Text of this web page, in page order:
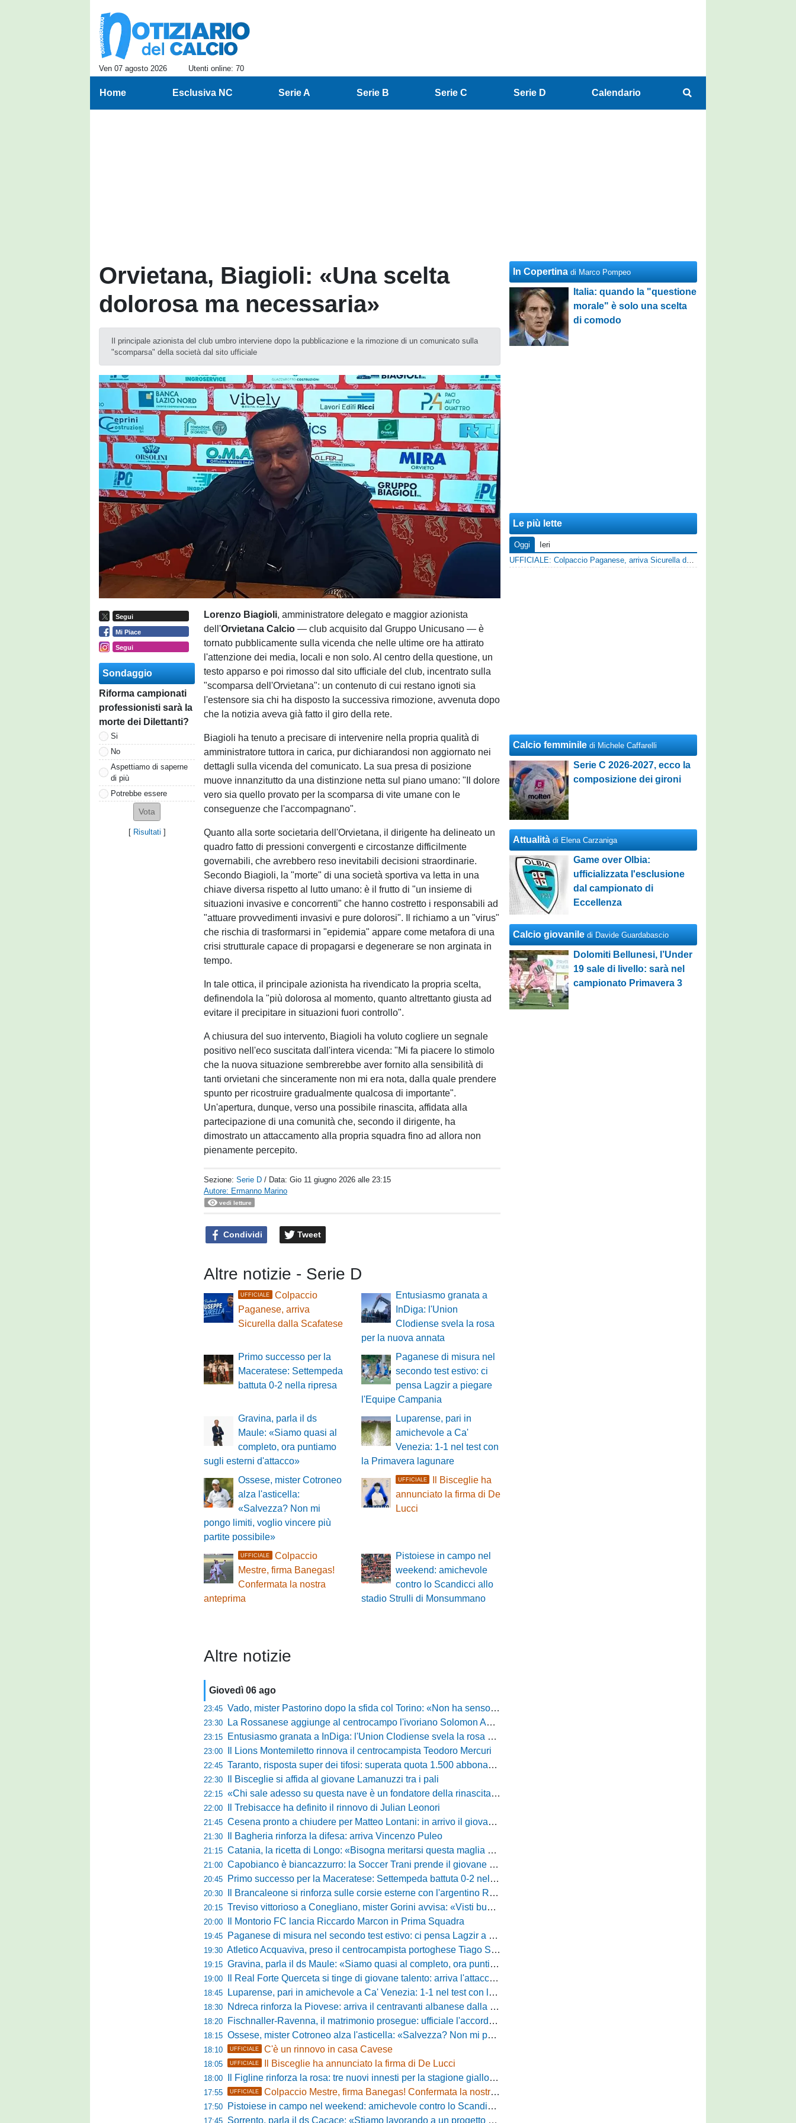
Ven 07 agosto 2026 Utenti online: 70
Home Esclusiva NC Serie A Serie B Serie C Serie D Calendario
Orvietana, Biagioli: «Una scelta
dolorosa ma necessaria»
Il principale azionista del club umbro interviene dopo la pubblicazione e la rimozione di un comunicato sulla
"scomparsa" della società dal sito ufficiale
Segui
Mi Piace
Segui
Sondaggio
Riforma campionati
professionisti sarà la
morte dei Dilettanti?
Si
No
Aspettiamo di saperne
di più
Potrebbe essere
[ Risultati ]
Lorenzo Biagioli, amministratore delegato e maggior azionista
dell'Orvietana Calcio— club acquisito dal Gruppo Unicusano — è
tornato pubblicamente sulla vicenda che nelle ultime ore ha attirato
l'attenzione dei media, locali e non solo. Al centro della questione, un
testo apparso e poi rimosso dal sito ufficiale del club, incentrato sulla
"scomparsa dell'Orvietana": un contenuto di cui restano ignoti sia
l'estensore sia chi ha disposto la successiva rimozione, avvenuta dopo
che la notizia aveva già fatto il giro della rete.
Biagioli ha tenuto a precisare di intervenire nella propria qualità di
amministratore tuttora in carica, pur dichiarandosi non aggiornato nei
dettagli sulla vicenda del comunicato. La sua presa di posizione
muove innanzitutto da una distinzione netta sul piano umano: "Il dolore
vero sia quello provato per la scomparsa di vite umane con le
conseguenze che l'accompagnano".
Quanto alla sorte societaria dell'Orvietana, il dirigente ha delineato un
quadro fatto di pressioni convergenti e circostanze difficilmente
governabili, che avrebbero reso inevitabili decisioni straordinarie.
Secondo Biagioli, la "morte" di una società sportiva va letta in una
chiave diversa rispetto al lutto umano: è il frutto di "un insieme di
situazioni invasive e concorrenti" che hanno costretto i responsabili ad
"attuare provvedimenti invasivi e pure dolorosi". Il richiamo a un "virus"
che rischia di trasformarsi in "epidemia" appare come metafora di una
crisi strutturale capace di propagarsi e degenerare se non arginata in
tempo.
In tale ottica, il principale azionista ha rivendicato la propria scelta,
definendola la "più dolorosa al momento, quanto altrettanto giusta ad
evitare il precipitare in situazioni fuori controllo".
A chiusura del suo intervento, Biagioli ha voluto cogliere un segnale
positivo nell'eco suscitata dall'intera vicenda: "Mi fa piacere lo stimolo
che la nuova situazione sembrerebbe aver fornito alla sensibilità di
tanti orvietani che sinceramente non mi era nota, dalla quale prendere
spunto per ricostruire gradualmente qualcosa di importante".
Un'apertura, dunque, verso una possibile rinascita, affidata alla
partecipazione di una comunità che, secondo il dirigente, ha
dimostrato un attaccamento alla propria squadra fino ad allora non
pienamente percepito.
Sezione:Serie D / Data:Gio 11 giugno 2026 alle 23:15
Autore: Ermanno Marino
vedi letture
Condividi Tweet
Altre notizie - Serie D
UFFICIALE
Colpaccio
Paganese, arriva
Sicurella dalla Scafatese
Entusiasmo granata a
InDiga: l'Union
Clodiense svela la rosa
per la nuova annata
Primo successo per la
Maceratese: Settempeda
battuta 0-2 nella ripresa
Paganese di misura nel
secondo test estivo: ci
pensa Lagzir a piegare
l'Equipe Campania
Gravina, parla il ds
Maule: «Siamo quasi al
completo, ora puntiamo
sugli esterni d'attacco»
Luparense, pari in
amichevole a Ca'
Venezia: 1-1 nel test con
la Primavera lagunare
Ossese, mister Cotroneo
alza l'asticella:
«Salvezza? Non mi
pongo limiti, voglio vincere più
partite possibile»
UFFICIALE
Il Bisceglie ha
annunciato la firma di De
Lucci
UFFICIALE
Colpaccio
Mestre, firma Banegas!
Confermata la nostra
anteprima
Pistoiese in campo nel
weekend: amichevole
contro lo Scandicci allo
stadio Strulli di Monsummano
Altre notizie
Giovedì 06 ago
23:45 Vado, mister Pastorino dopo la sfida col Torino: «Non ha senso chiudersi e fare le barricate»
23:30 La Rossanese aggiunge al centrocampo l'ivoriano Solomon Andrews Manu
23:15 Entusiasmo granata a InDiga: l'Union Clodiense svela la rosa per la nuova annata
23:00 Il Lions Montemiletto rinnova il centrocampista Teodoro Mercuri
22:45 Taranto, risposta super dei tifosi: superata quota 1.500 abbonamenti
22:30 Il Bisceglie si affida al giovane Lamanuzzi tra i pali
22:15 «Chi sale adesso su questa nave è un fondatore della rinascita»: Davis carica l'ambiente Messina
22:00 Il Trebisacce ha definito il rinnovo di Julian Leonori
21:45 Cesena pronto a chiudere per Matteo Lontani: in arrivo il giovane talento dello Spezia
21:30 Il Bagheria rinforza la difesa: arriva Vincenzo Puleo
21:15 Catania, la ricetta di Longo: «Bisogna meritarsi questa maglia ogni singolo giorno»
21:00 Capobianco è biancazzurro: la Soccer Trani prende il giovane attaccante ex Monopoli
20:45 Primo successo per la Maceratese: Settempeda battuta 0-2 nella ripresa
20:30 Il Brancaleone si rinforza sulle corsie esterne con l'argentino Rotela
20:15 Treviso vittorioso a Conegliano, mister Gorini avvisa: «Visti buoni spunti, ma c'è ancora tanto da lavorare»
20:00 Il Montorio FC lancia Riccardo Marcon in Prima Squadra
19:45 Paganese di misura nel secondo test estivo: ci pensa Lagzir a piegare l'Equipe Campania
19:30 Atletico Acquaviva, preso il centrocampista portoghese Tiago Santos
19:15 Gravina, parla il ds Maule: «Siamo quasi al completo, ora puntiamo sugli esterni d'attacco»
19:00 Il Real Forte Querceta si tinge di giovane talento: arriva l'attaccante Lucchesi
18:45 Luparense, pari in amichevole a Ca' Venezia: 1-1 nel test con la Primavera lagunare
18:30 Ndreca rinforza la Piovese: arriva il centravanti albanese dalla serie D
18:20 Fischnaller-Ravenna, il matrimonio prosegue: ufficiale l'accordo quinquennale per l'attacco
18:15 Ossese, mister Cotroneo alza l'asticella: «Salvezza? Non mi pongo limiti, voglio vincere più partite possibile»
18:10 UFFICIALE C'è un rinnovo in casa Cavese
18:05 UFFICIALE Il Bisceglie ha annunciato la firma di De Lucci
18:00 Il Figline rinforza la rosa: tre nuovi innesti per la stagione gialloblù
17:55 UFFICIALE Colpaccio Mestre, firma Banegas! Confermata la nostra anteprima
17:50 Pistoiese in campo nel weekend: amichevole contro lo Scandicci allo stadio Strulli di Monsummano
17:45 Sorrento, parla il ds Cacace: «Stiamo lavorando a un progetto ambizioso»
In Copertina di Marco Pompeo
Italia: quando la "questione
morale" è solo una scelta
di comodo
Le più lette
Oggi
Ieri
UFFICIALE: Colpaccio Paganese, arriva Sicurella dalla Scafatese
Calcio femminile di Michele Caffarelli
Serie C 2026-2027, ecco la
composizione dei gironi
Attualità di Elena Carzaniga
Game over Olbia:
ufficializzata l'esclusione
dal campionato di
Eccellenza
Calcio giovanile di Davide Guardabascio
Dolomiti Bellunesi, l’Under
19 sale di livello: sarà nel
campionato Primavera 3